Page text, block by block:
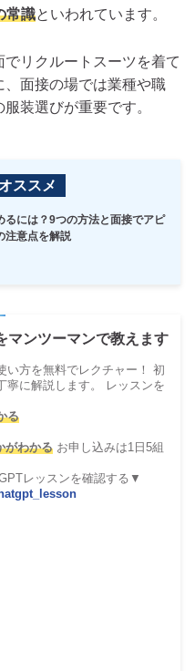
常識といわれています。
リクルートスーツを着て
面接の場では業種や職
装選びが重要です。
ススメ
るには？9つの方法と面接でアピ
注意点を解説
マンツーマンで教えます
い方を無料でレクチャー！ 初
寧に解説します。 レッスンを
る
がわかる お申し込みは1日5組
レッスンを確認する▼